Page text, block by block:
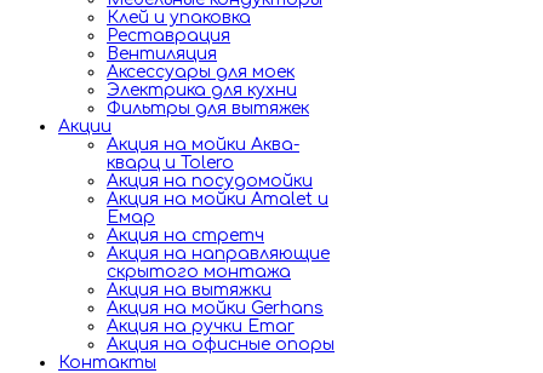
Клей и упаковка
Реставрация
Вентиляция
Аксессуары для моек
Электрика для кухни
Фильтры для вытяжек
Акции
Акция на мойки Аква-
кварц и Tolero
Акция на посудомойки
Акция на мойки Amalet и
Емар
Акция на стретч
Акция на направляющие
скрытого монтажа
Акция на вытяжки
Акция на мойки Gerhans
Акция на ручки Emar
Акция на офисные опоры
Контакты